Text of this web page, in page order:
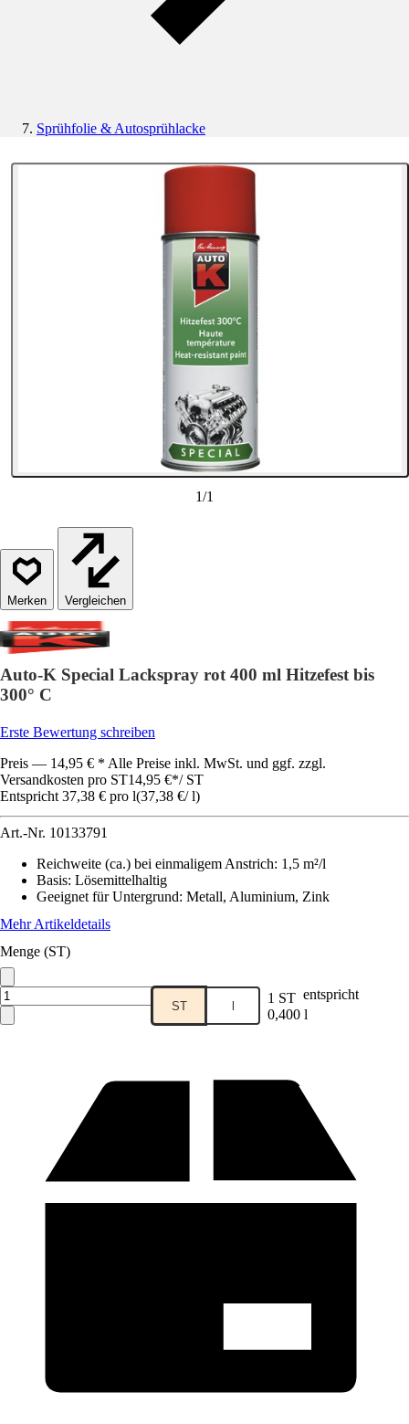
Sprühfolie & Autosprühlacke
1/1
Vergleichen
Auto-K Special Lackspray rot 400 ml Hitzefest bis
300° C
Erste Bewertung schreiben
Preis — 14,95 € * Alle Preise inkl. MwSt. und ggf. zzgl.
Versandkosten pro ST14,95 €*/ ST
Entspricht 37,38 € pro l(37,38 €/ l)
Art.-Nr. 10133791
Reichweite (ca.) bei einmaligem Anstrich: 1,5 m²/l
Basis: Lösemittelhaltig
Geeignet für Untergrund: Metall, Aluminium, Zink
Mehr Artikeldetails
Menge (ST)
ST l 1 ST entspricht
0,400 l